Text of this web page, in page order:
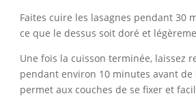
Faites cuire les lasagnes pendant 30
ce que le dessus soit doré et
Une fois la cuisson terminée, laissez
pendant environ 10 minutes avant de
permet aux couches de se fixer et